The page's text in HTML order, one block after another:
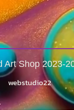
Art Shop 2023-
webstudio22